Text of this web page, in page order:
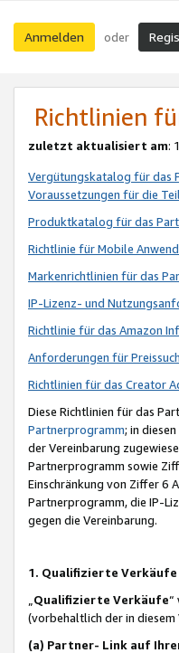
Anmelden oder
Richtlinien
zuletzt aktualisiert am:
Vergütungskatalog für das
Voraussetzungen für die
Produktkatalog für das
Richtlinie für Mobile
Markenrichtlinien für das
IP-Lizenz- und
Richtlinie für das Amazon
Anforderungen für
Richtlinien für das Creator
Diese Richtlinien für das
Partnerprogramm; in
der Vereinbarung
Partnerprogramm sowie
Einschränkung von Ziffer 6
Partnerprogramm, die IP-
gegen die Vereinbarung.
1. Qualifizierte
Qualifizierte Verkäufe“
(vorbehaltlich der in
(a) Partner- Link auf